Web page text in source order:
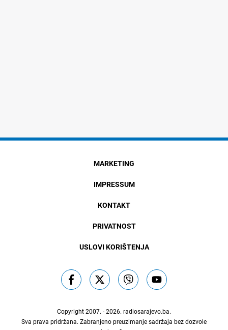
MARKETING
IMPRESSUM
KONTAKT
PRIVATNOST
USLOVI KORIŠTENJA
Copyright 2007. - 2026. radiosarajevo.ba.
Sva prava pridržana. Zabranjeno preuzimanje sadržaja bez dozvole